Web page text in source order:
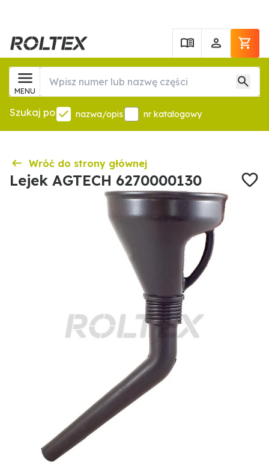
MENU
Szukaj po nazwa/opis nr katalogowy
Wróć do strony głównej
Lejek AGTECH 6270000130